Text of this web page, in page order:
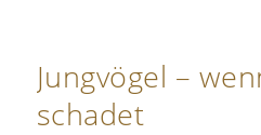
Jungvögel –
schadet